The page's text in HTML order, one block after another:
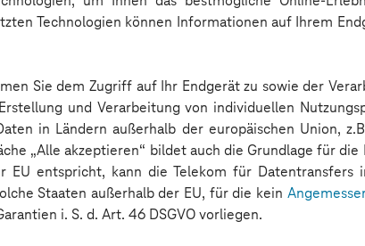
Technologien können Informationen auf Ihrem
Sie dem Zugriff auf Ihr Endgerät zu sowie der
und Verarbeitung von individuellen
in Ländern außerhalb der europäischen Union,
„Alle akzeptieren“ bildet auch die Grundlage für
EU entspricht, kann die Telekom für
Staaten außerhalb der EU, für die kein
i. S. d. Art. 46 DSGVO vorliegen.